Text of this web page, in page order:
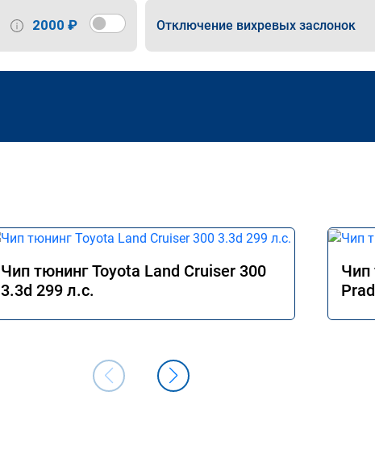
2000 ₽ Отключение вихревых заслонок
Чип тюнинг Toyota Land Cruiser 300
3.3d 299 л.с.
Чип